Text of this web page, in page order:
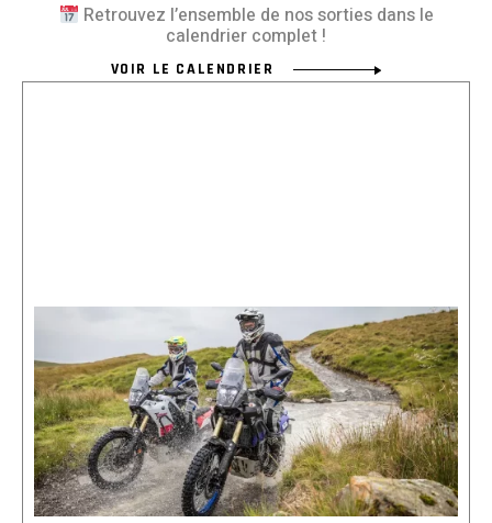
Retrouvez l’ensemble de nos sorties dans le
calendrier complet !
VOIR LE CALENDRIER